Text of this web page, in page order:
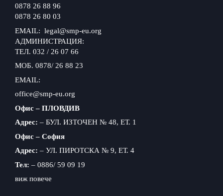
0878 26 88 96
0878 26 80 03
EMAIL: legal@smp-eu.org
АДМИНИСТРАЦИЯ:
ТЕЛ. 032 / 26 07 66
МОБ. 0878/ 26 88 23
EMAIL:
office@smp-eu.org
Офис – ПЛОВДИВ
Адрес: – БУЛ. ИЗТОЧЕН № 48, ЕТ. 1
Офис – София
Адрес: – УЛ. ПИРОТСКА № 9, ЕТ. 4
Тел: – 0886/ 59 09 19
виж повече